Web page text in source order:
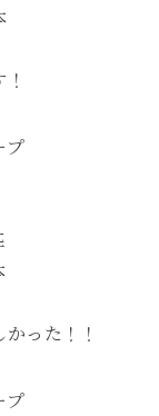
プ
った！！
プ